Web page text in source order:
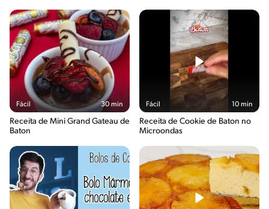
Fácil 30 min
Receita de Mini Grand Gateau de
Baton
Fácil 10 min
Receita de Cookie de Baton no
Microondas